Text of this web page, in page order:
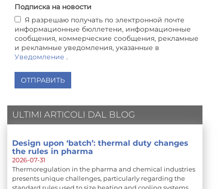
Подписка на новости
Я разрешаю получать по электронной почте
информационные бюллетени, информационные
сообщения, коммерческие сообщения, рекламные
и рекламные уведомления, указанные в
Уведомление .
ОТПРАВИТЬ
ULTIMI ARTICOLI DAL BLOG
Design upon ‘batch’: thermal duty changes
the rules in pharma
2026-07-31
Thermoregulation in the pharma and chemical industries
presents unique challenges, particularly regarding the
standard rules used to size heating and cooling systems.